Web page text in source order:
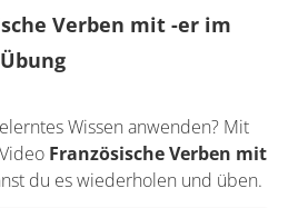
Verben mit -er im
Wissen anwenden? Mit
Französische Verben mit
du es wiederholen und üben.